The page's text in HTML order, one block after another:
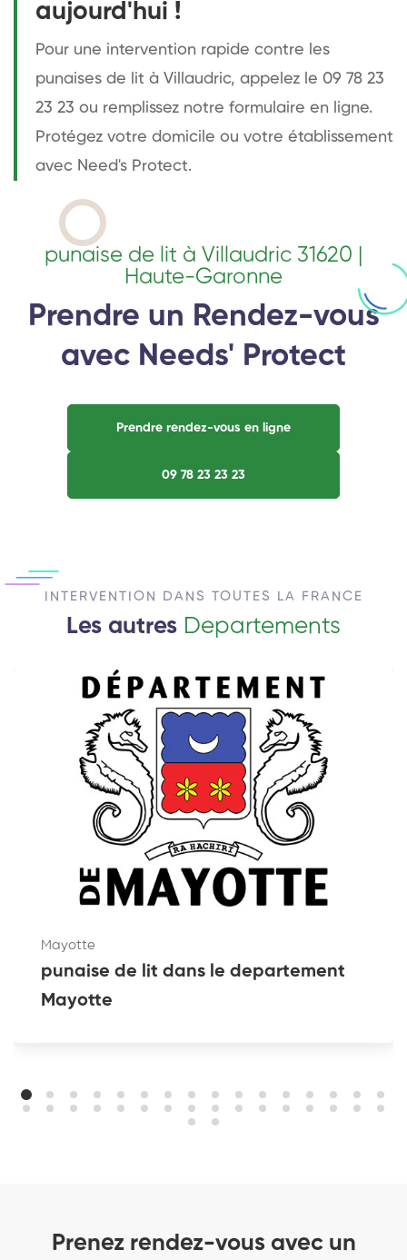
aujourd'hui !
Pour une intervention rapide contre les
punaises de lit à Villaudric, appelez le 09 78 23
23 23 ou remplissez notre formulaire en ligne.
Protégez votre domicile ou votre établissement
avec Need's Protect.
punaise de lit à Villaudric 31620 |
Haute-Garonne
Prendre un Rendez-vous
avec Needs' Protect
Prendre rendez-vous en ligne
09 78 23 23 23
INTERVENTION DANS TOUTES LA FRANCE
Les autres Departements
Mayotte
punaise de lit dans le departement
Mayotte
Prenez rendez-vous avec un